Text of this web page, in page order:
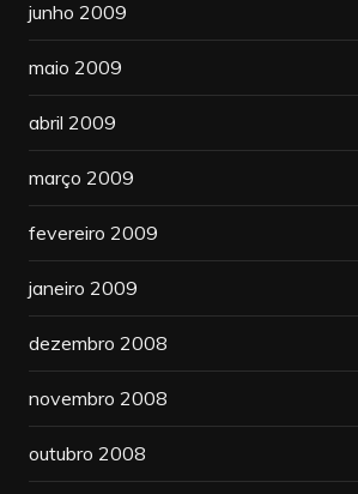
junho 2009
maio 2009
abril 2009
março 2009
fevereiro 2009
janeiro 2009
dezembro 2008
novembro 2008
outubro 2008